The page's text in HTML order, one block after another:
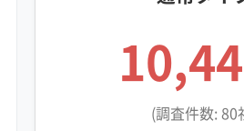
檜原村のような
(調査件数: 80